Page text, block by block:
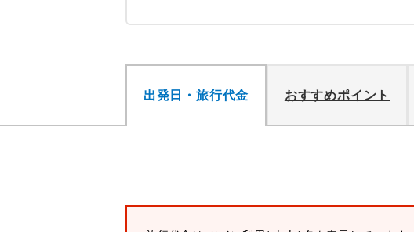
出発日・旅行代金 おすすめポイント